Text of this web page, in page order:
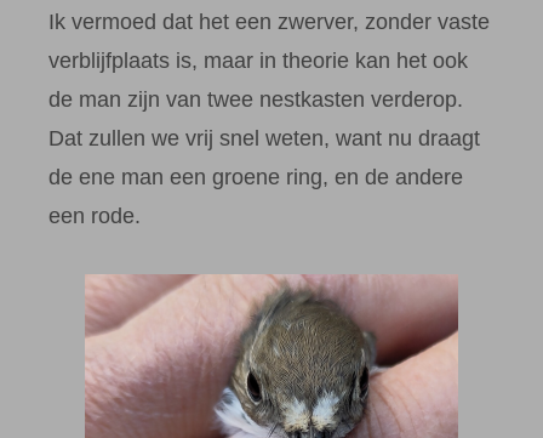
Ik vermoed dat het een zwerver, zonder vaste
verblijfplaats is, maar in theorie kan het ook
de man zijn van twee nestkasten verderop.
Dat zullen we vrij snel weten, want nu draagt
de ene man een groene ring, en de andere
een rode.